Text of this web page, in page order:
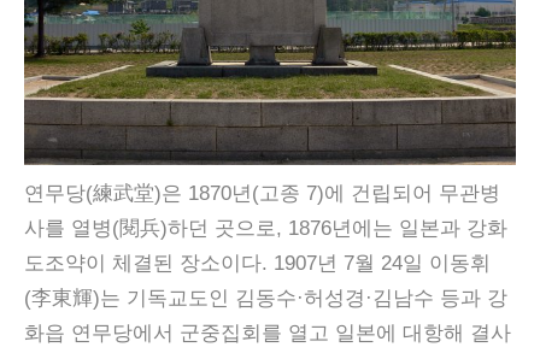
연무당(練武堂)은 1870년(고종 7)에 건립되어 무관병
사를 열병(閱兵)하던 곳으로, 1876년에는 일본과 강화
도조약이 체결된 장소이다. 1907년 7월 24일 이동휘
(李東輝)는 기독교도인 김동수·허성경·김남수 등과 강
화읍 연무당에서 군중집회를 열고 일본에 대항해 결사